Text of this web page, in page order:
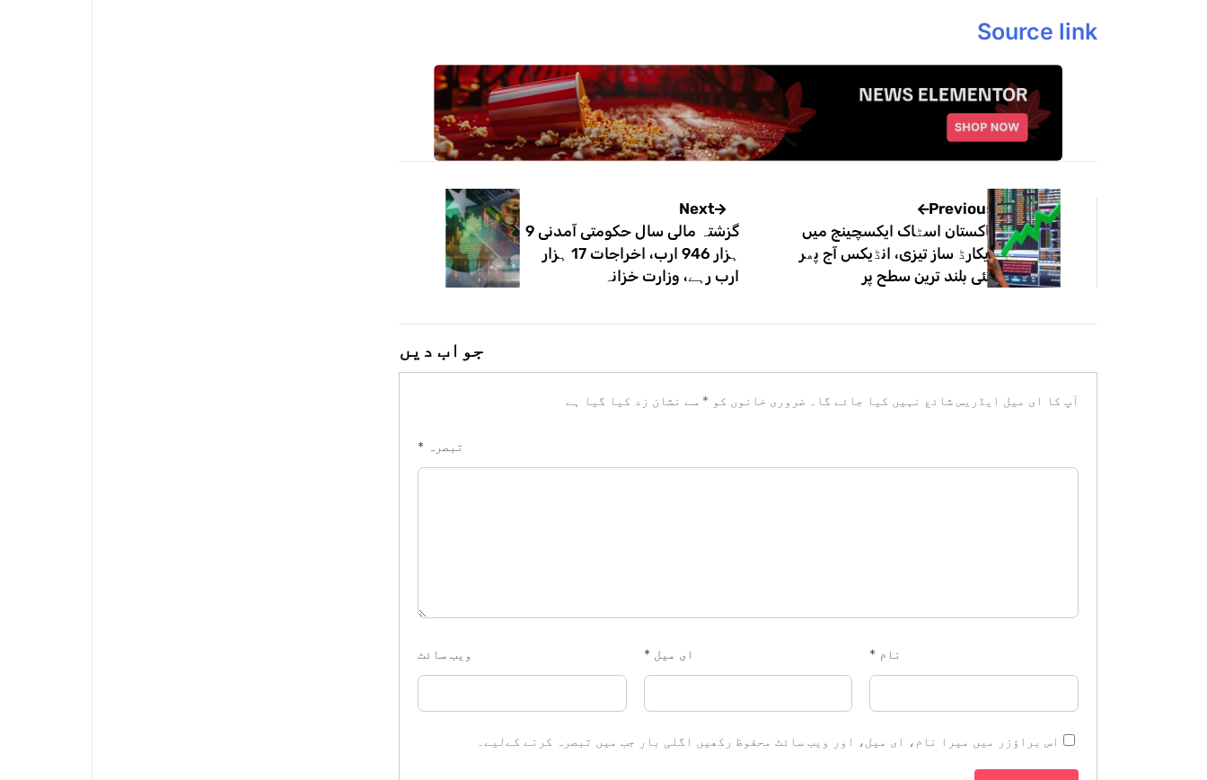
Source link
Previous
پاکستان اسٹاک ایکسچینج میں
ریکارڈ ساز تیزی، انڈیکس آج پھر
نئی بلند ترین سطح پر
Next
گزشتہ مالی سال حکومتی آمدنی 9
ہزار 946 ارب، اخراجات 17 ہزار
ارب رہے، وزارت خزانہ
جواب دیں
آپ کا ای میل ایڈریس شائع نہیں کیا جائے گا۔ ضروری خانوں کو * سے نشان زد کیا گیا ہے
تبصرہ *
نام * ای میل * ویب‌ سائٹ
اس براؤزر میں میرا نام، ای میل، اور ویب سائٹ محفوظ رکھیں اگلی بار جب میں تبصرہ کرنے کےلیے۔